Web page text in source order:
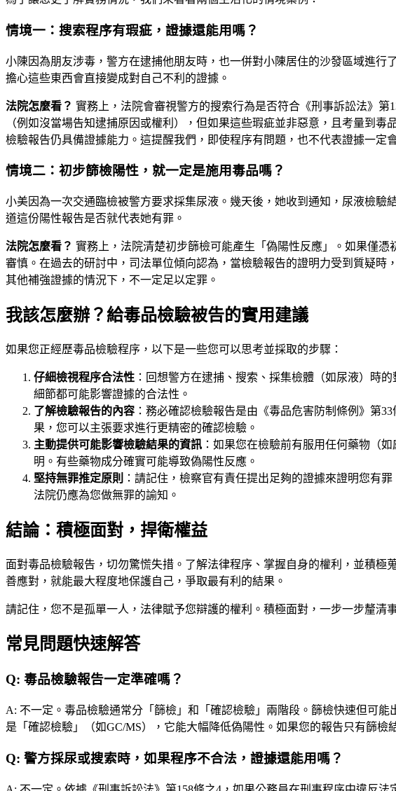
情境一：搜索程序有瑕疵，證據還能用嗎？
小陳因為朋友涉毒，警方在逮捕他朋友時，也一併對小陳居住的沙發區域進
擔心這些東西會直接變成對自己不利的證據。
法院怎麼看？ 實務上，法院會審視警方的搜索行為是否符合《刑事訴訟法》
（例如沒當場告知逮捕原因或權利），但如果這些瑕疵並非惡意，且考量到
檢驗報告仍具備證據能力。這提醒我們，即使程序有問題，也不代表證據一定
情境二：初步篩檢陽性，就一定是施用毒品嗎？
小美因為一次交通臨檢被警方要求採集尿液。幾天後，她收到通知，尿液檢
道這份陽性報告是否就代表她有罪。
法院怎麼看？ 實務上，法院清楚初步篩檢可能產生「偽陽性反應」。如果僅
審慎。在過去的研討中，司法單位傾向認為，當檢驗報告的證明力受到質疑
其他補強證據的情況下，不一定足以定罪。
我該怎麼辦？給毒品檢驗被告的實用建議
如果您正經歷毒品檢驗程序，以下是一些您可以思考並採取的步驟：
仔細檢視程序合法性 ：回想警方在逮捕、搜索、採集檢體（如尿液）時
細節都可能影響證據的合法性。
了解檢驗報告的內容 ：務必確認檢驗報告是由《毒品危害防制條例》第
果，您可以主張要求進行更精密的確認檢驗。
主動提供可能影響檢驗結果的資訊 ：如果您在檢驗前有服用任何藥物（
明。有些藥物成分確實可能導致偽陽性反應。
堅持無罪推定原則 ：請記住，檢察官有責任提出足夠的證據來證明您有
法院仍應為您做無罪的諭知。
結論：積極面對，捍衛權益
面對毒品檢驗報告，切勿驚慌失措。了解法律程序、掌握自身的權利，並積
善應對，就能最大程度地保護自己，爭取最有利的結果。
請記住，您不是孤單一人，法律賦予您辯護的權利。積極面對，一步一步釐清
常見問題快速解答
Q: 毒品檢驗報告一定準確嗎？
A: 不一定。毒品檢驗通常分「篩檢」和「確認檢驗」兩階段。篩檢快速但可
是「確認檢驗」（如GC/MS），它能大幅降低偽陽性。如果您的報告只有篩檢
Q: 警方採尿或搜索時，如果程序不合法，證據還能用嗎？